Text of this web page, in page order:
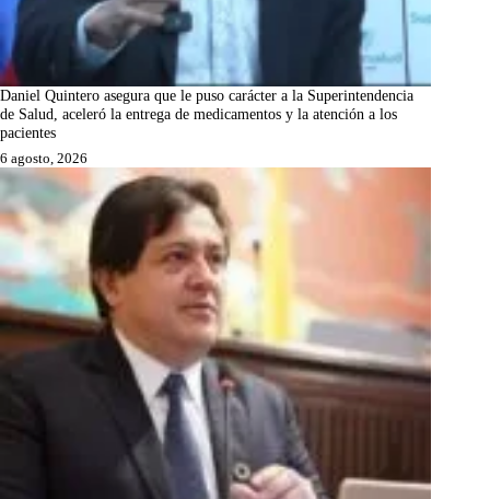
Daniel Quintero asegura que le puso carácter a la Superintendencia
de Salud, aceleró la entrega de medicamentos y la atención a los
pacientes
6 agosto, 2026